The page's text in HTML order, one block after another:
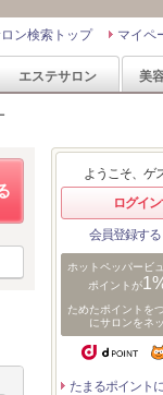
マイペ
ン検索トップ
エステサロン 美
ようこそ、ゲ
ログイ
会員登録する
ホットペッパービ
ポイントが
ためたポイントを
にサロンをネ
たまるポイント